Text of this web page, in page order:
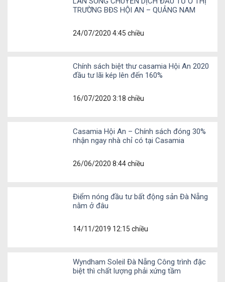
TRƯỜNG BĐS HỘI AN – QUẢNG NAM
24/07/2020 4:45 chiều
Chính sách biệt thư casamia Hội An 2020
đầu tư lãi kép lên đến 160%
16/07/2020 3:18 chiều
Casamia Hội An – Chính sách đóng 30%
nhận ngay nhà chỉ có tại Casamia
26/06/2020 8:44 chiều
Điểm nóng đầu tư bất động sản Đà Nẵng
nằm ở đâu
14/11/2019 12:15 chiều
Wyndham Soleil Đà Nẵng Công trình đặc
biệt thì chất lượng phải xứng tầm